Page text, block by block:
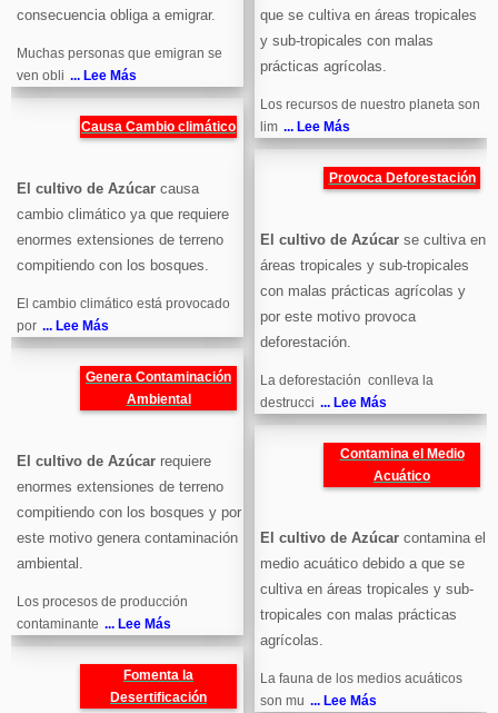
consecuencia obliga a emigrar.
Muchas personas que emigran se
ven obli ... Lee Más
Causa Cambio climático
El cultivo de Azúcar causa
cambio climático ya que requiere
enormes extensiones de terreno
compitiendo con los bosques.
El cambio climático está provocado
por ... Lee Más
Genera Contaminación
Ambiental
El cultivo de Azúcar requiere
enormes extensiones de terreno
compitiendo con los bosques y por
este motivo genera contaminación
ambiental.
Los procesos de producción
contaminante ... Lee Más
Fomenta la
Desertificación
que se cultiva en áreas tropicales
y sub-tropicales con malas
prácticas agrícolas.
Los recursos de nuestro planeta son
lim ... Lee Más
Provoca Deforestación
El cultivo de Azúcar se cultiva en
áreas tropicales y sub-tropicales
con malas prácticas agrícolas y
por este motivo provoca
deforestación.
La deforestación conlleva la
destrucci ... Lee Más
Contamina el Medio
Acuático
El cultivo de Azúcar contamina el
medio acuático debido a que se
cultiva en áreas tropicales y sub-
tropicales con malas prácticas
agrícolas.
La fauna de los medios acuáticos
son mu ... Lee Más